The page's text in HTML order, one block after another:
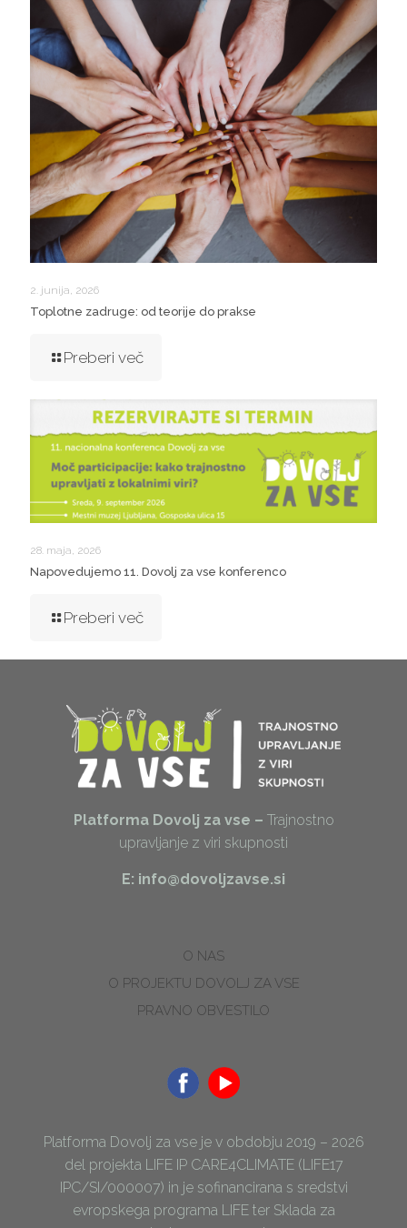
2. junija, 2026
Toplotne zadruge: od teorije do prakse
Preberi več
28. maja, 2026
Napovedujemo 11. Dovolj za vse konferenco
Preberi več
Platforma Dovolj za vse – Trajnostno
upravljanje z viri skupnosti
E: info@dovoljzavse.si
O NAS
O PROJEKTU DOVOLJ ZA VSE
PRAVNO OBVESTILO
Platforma Dovolj za vse je v obdobju 2019 – 2026
del projekta LIFE IP CARE4CLIMATE (LIFE17
IPC/SI/000007) in je sofinancirana s sredstvi
evropskega programa LIFE ter Sklada za